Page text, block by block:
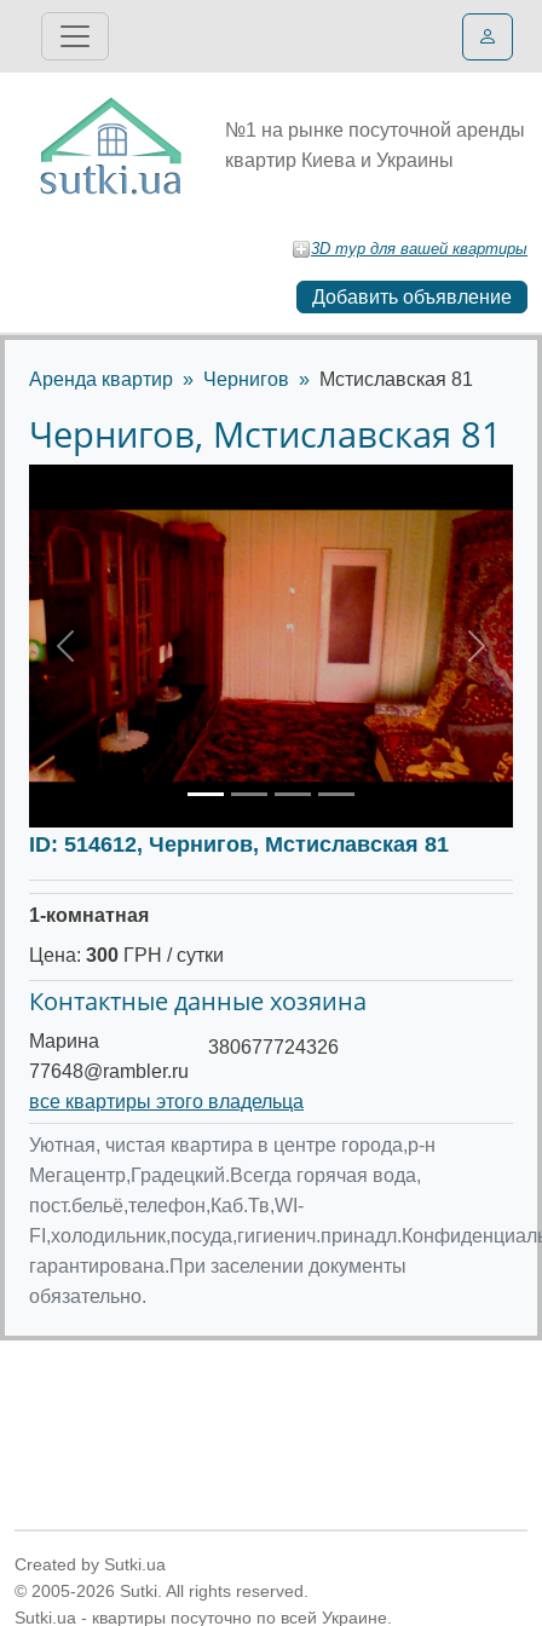
№1 на рынке посуточной аренды
квартир Киева и Украины
3D тур для вашей квартиры
Добавить объявление
Аренда квартир Чернигов Мстиславская 81
Чернигов, Мстиславская 81
Предыдущее
ID: 514612, Чернигов, Мстиславская 81
1-комнатная
Цена: 300 ГРН / сутки
Контактные данные хозяина
Марина
77648@rambler.ru
380677724326
все квартиры этого владельца
Уютная, чистая квартира в центре города,р-н
Мегацентр,Градецкий.Всегда горячая вода,
пост.бельё,телефон,Каб.Тв,WI-
гарантирована.При заселении документы
обязательно.
Created by Sutki.ua
© 2005-2026 Sutki. All rights reserved.
Sutki.ua - квартиры посуточно по всей Украине.